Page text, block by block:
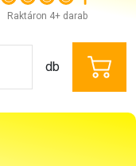
Raktáron 4+ darab
db